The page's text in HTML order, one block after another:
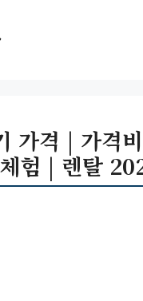
가격 | 가격
험 | 렌탈